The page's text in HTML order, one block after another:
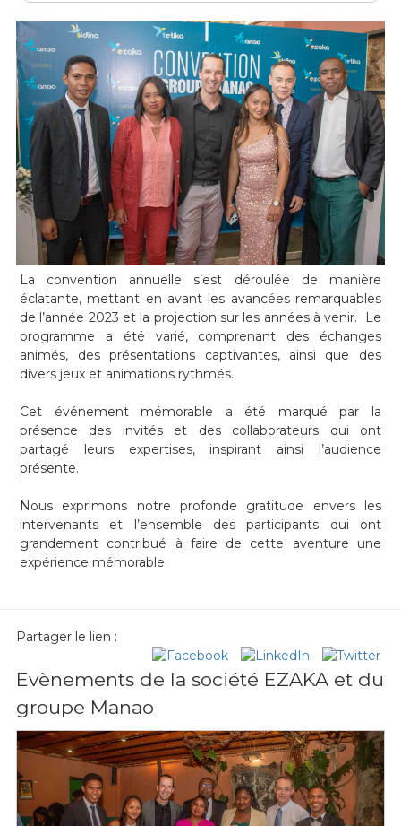
La convention annuelle s’est déroulée de manière
éclatante, mettant en avant les avancées remarquables
de l’année 2023 et la projection sur les années à venir. Le
programme a été varié, comprenant des échanges
animés, des présentations captivantes, ainsi que des
divers jeux et animations rythmés.
Cet événement mémorable a été marqué par la
présence des invités et des collaborateurs qui ont
partagé leurs expertises, inspirant ainsi l’audience
présente.
Nous exprimons notre profonde gratitude envers les
intervenants et l’ensemble des participants qui ont
grandement contribué à faire de cette aventure une
expérience mémorable.
Partager le lien :
Evènements de la société EZAKA et du
groupe Manao